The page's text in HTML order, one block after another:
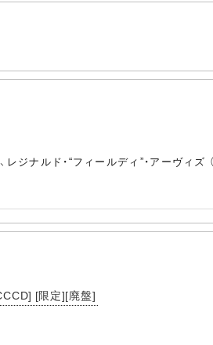
ジナルド・“フィールディ”・アーヴィズ
[限定][廃盤]